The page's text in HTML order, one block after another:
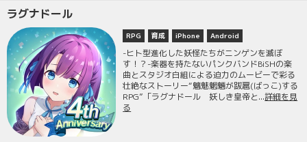
ラグナドール
RPG 育成 iPhone Android
-ヒト型進化した妖怪たちがニンゲンを滅ぼ
す！？-楽器を持たないパンクバンドBiSHの楽
曲とスタジオ白組による迫力のムービーで彩る
壮絶なストーリー“魑魅魍魎が跋扈(ばっこ)する
RPG”「ラグナドール 妖しき皇帝と...詳細を見
る